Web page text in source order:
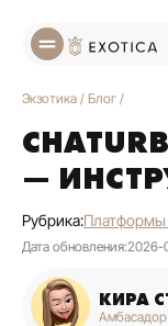
Экзотика / Блог /
—
Рубрика:Платформы
Дата обновления:2026-
КИРА